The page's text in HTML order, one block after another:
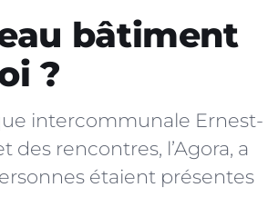
bâtiment
?
intercommunale Ernest-
rencontres, l’Agora, a
étaient présentes